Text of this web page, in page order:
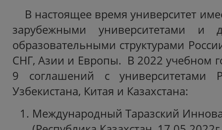
В настоящее время университет
зарубежными университетами и
образовательными структурами
СНГ, Азии и Европы. В 2022 учебном
9 соглашений с университетами
Узбекистана, Китая и Казахстана:
Международный Таразский